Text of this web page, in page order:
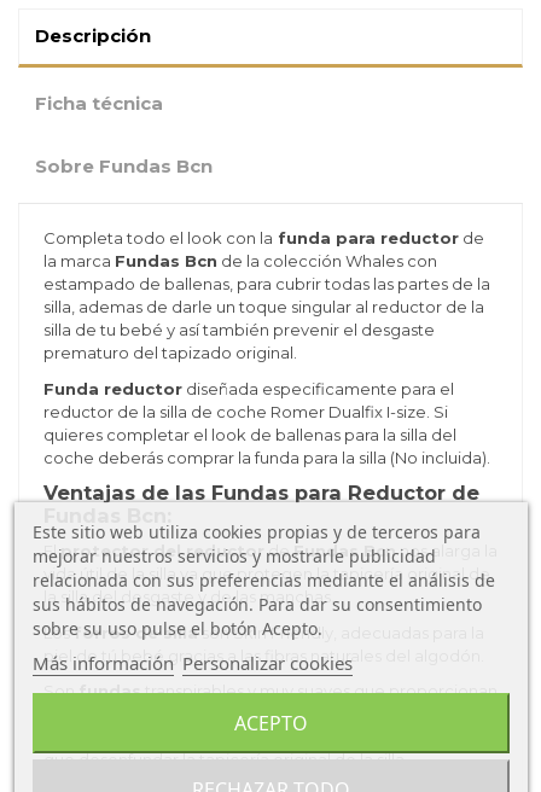
Descripción
Ficha técnica
Sobre Fundas Bcn
Completa todo el look con la funda para reductorde
la marca Fundas Bcn de la colección Whales con
estampado de ballenas, para cubrir todas las partes de la
silla, ademas de darle un toque singular al reductor de la
silla de tu bebé y así también prevenir el desgaste
prematuro del tapizado original.
Funda reductordiseñada especificamente para el
reductor de la silla de coche Romer Dualfix I-size. Si
quieres completar el look de ballenas para la silla del
coche deberás comprar la funda para la silla (No incluida).
Ventajas de las Fundas para Reductor de
Elprotector del reductor deFundas Bcnnos alarga la
vida útil de la silla ya que protegen la tapicería original de
la silla del desgaste y de las manchas.
Losforros de sillason Skin Friendly, adecuadas para la
piel de tú bebé gracias a las fibras naturales del algodón.
Sonfundastranspirables y muy suaves que proporcionan
un cómodo viaje para nuestro bebé. Además de ser
fáciles de colocar en la silla de coche y así evitamos tener
que desenfundar la tapicería original de la silla.
Este sitio web utiliza cookies propias y de terceros para
mejorar nuestros servicios y mostrarle publicidad
relacionada con sus preferencias mediante el análisis de
sus hábitos de navegación. Para dar su consentimiento
sobre su uso pulse el botón Acepto.
Más información Personalizar cookies
ACEPTO